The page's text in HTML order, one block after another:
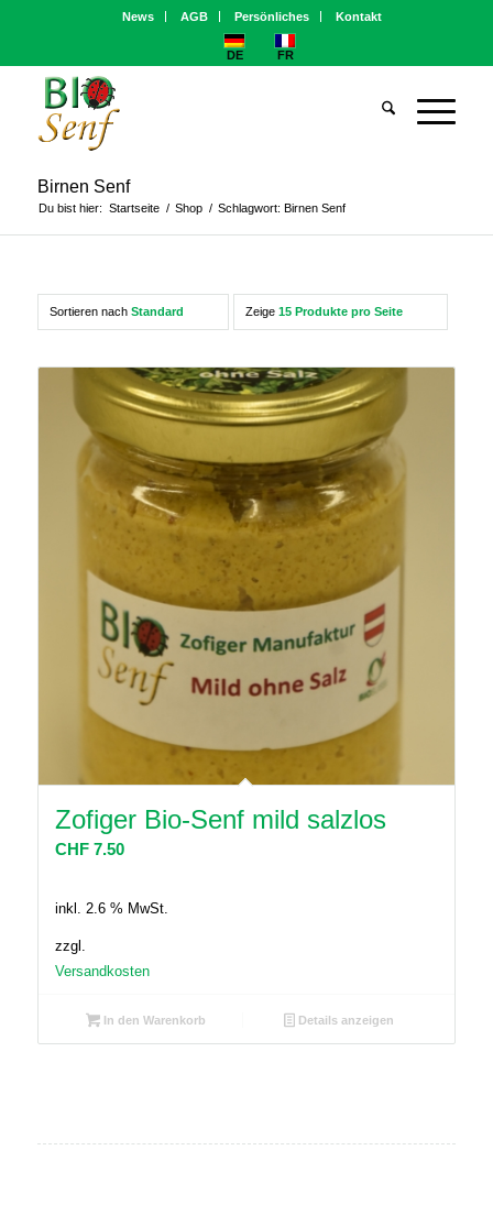
News AGB Persönliches Kontakt
DE FR
Birnen Senf
Du bist hier: Startseite / Shop / Schlagwort: Birnen Senf
Sortieren nach Standard Zeige 15 Produkte pro Seite
Zofiger Bio-Senf mild salzlos
CHF7.50
inkl. 2.6 % MwSt.
zzgl.
Versandkosten
In den Warenkorb Details anzeigen